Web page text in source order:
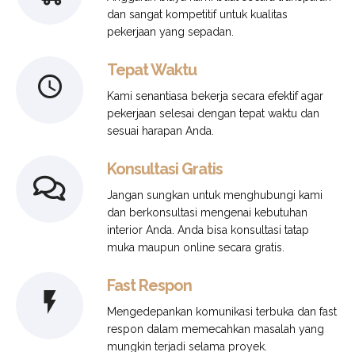
dan sangat kompetitif untuk kualitas
pekerjaan yang sepadan.
Tepat Waktu
Kami senantiasa bekerja secara efektif agar
pekerjaan selesai dengan tepat waktu dan
sesuai harapan Anda.
Konsultasi Gratis
Jangan sungkan untuk menghubungi kami
dan berkonsultasi mengenai kebutuhan
interior Anda. Anda bisa konsultasi tatap
muka maupun online secara gratis.
Fast Respon
Mengedepankan komunikasi terbuka dan fast
respon dalam memecahkan masalah yang
mungkin terjadi selama proyek.